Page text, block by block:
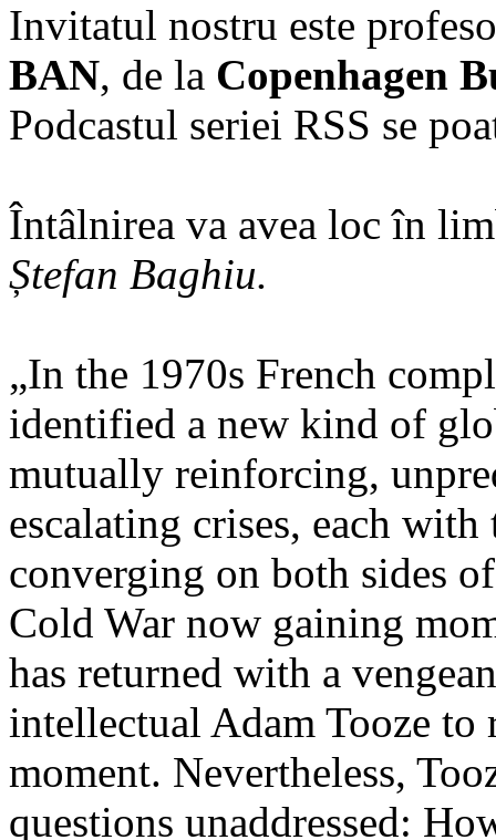
Invitatul nostru este
BAN, de la Copenhagen
Podcastul seriei RSS se
Întâlnirea va avea loc în
Ștefan Baghiu.
„In the 1970s French
identified a new kind of
mutually reinforcing,
escalating crises, each
converging on both sides
Cold War now gaining
has returned with a
intellectual Adam Tooze
moment. Nevertheless,
questions unaddressed: